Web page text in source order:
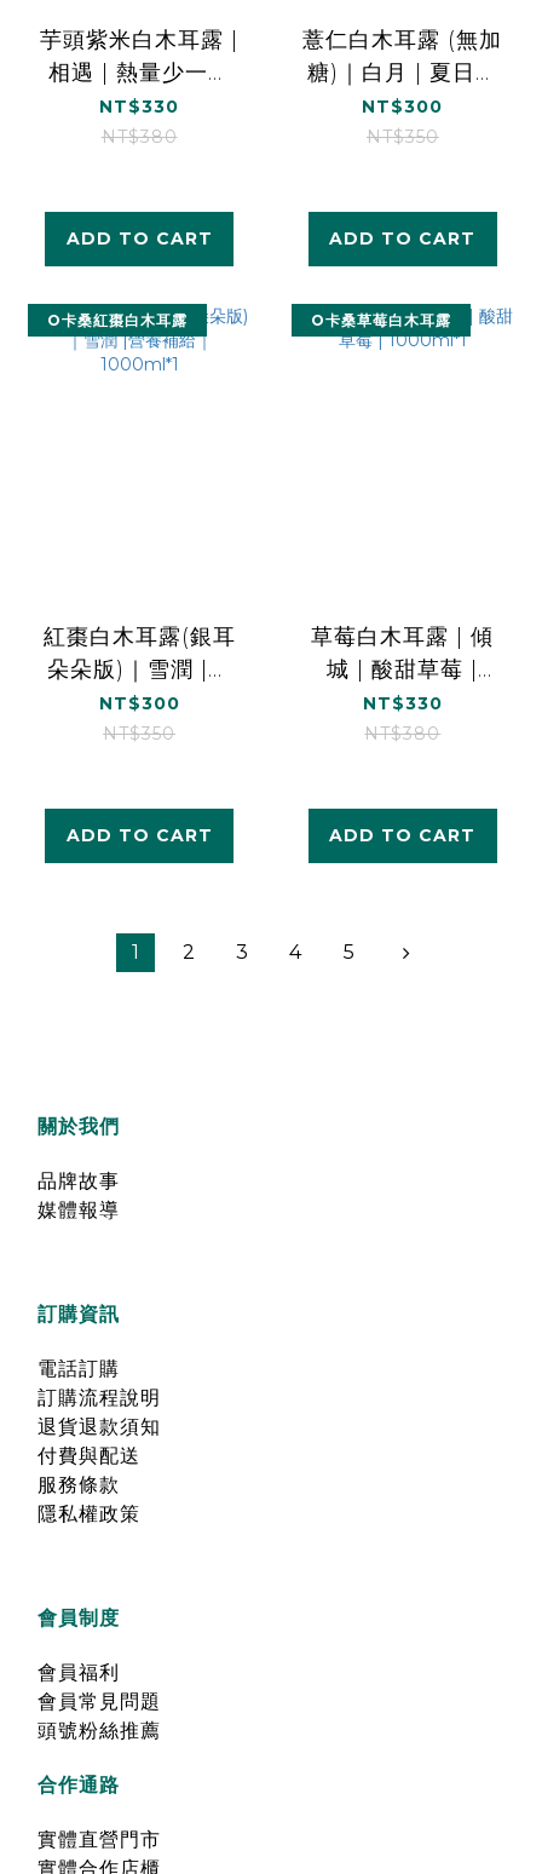
芋頭紫米白木耳露 |
相遇 | 熱量少一半
｜1000ml*1
NT$330
NT$380
ADD TO CART
薏仁白木耳露 (無加
糖)｜白月 | 夏日美
顏｜1000ml*1
NT$300
NT$350
ADD TO CART
O卡桑紅棗白木耳露
紅棗白木耳露(銀耳
朵朵版)｜雪潤 |營
養補給｜1000ml*1
NT$300
NT$350
ADD TO CART
O卡桑草莓白木耳露
草莓白木耳露 | 傾
城 | 酸甜草莓 |
1000ml*1
NT$330
NT$380
ADD TO CART
1 2 3 4 5
關於我們
品牌故事
媒體報導
訂購資訊
電話訂購
訂購流程說明
退貨退款須知
付費與配送
服務條款
隱私權政策
會員制度
會員福利
會員常見問題
頭號粉絲推薦
合作通路
實體直營門市
實體合作店櫃